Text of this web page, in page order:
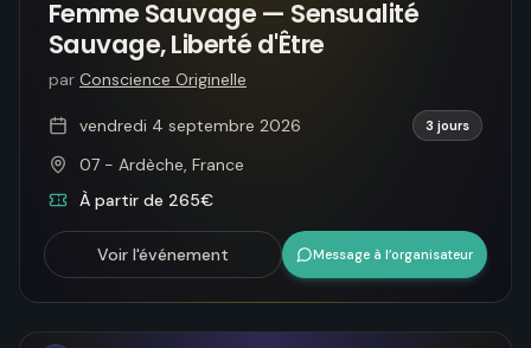
Femme Sauvage — Sensualité
Sauvage, Liberté d'Être
par Conscience Originelle
vendredi 4 septembre 2026 3 jours
07 - Ardèche, France
À partir de 265€
Voir l'événement Message à l’organisateur